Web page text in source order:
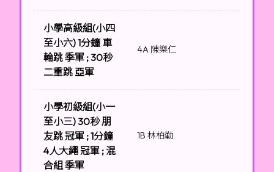
小學高級組(小四
至小六) 1分鐘 車
輪跳 季軍 ; 30秒
二重跳 亞軍
4A 陳樂仁
小學初級組(小一
至小三) 30秒 朋
友跳 冠軍 ; 1分鐘
4人大繩 冠軍 ; 混
合組 季軍
1B 林柏勤